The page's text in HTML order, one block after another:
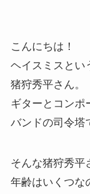
こんにちは！
ヘイスミスとい
猪狩秀平さん。
ギターとコンポ
バンドの司令塔
そんな猪狩秀平
年齢はいくつな